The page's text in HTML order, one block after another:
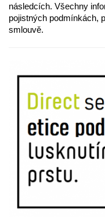
následcích. Všechny
pojistných podmínkách,
smlouvě.